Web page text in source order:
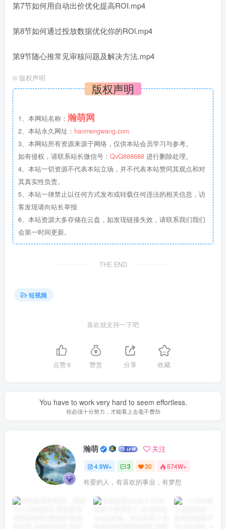
第7节如何用自动出价优化提高ROI.mp4
第8节如何通过投放数据优化你的ROl.mp4
第9节随心推常见审核问题及解决方法.mp4
© 版权声明
版权声明
1、本网站名称： 瀚萌网
2、本站永久网址： hanmengwang.com
3、本网站所有资源来源于网络，仅供本站会员学习与参考。
如有侵权，请联系站长微信号： QvQ888688 进行删除处理。
4、本站一切资源不代表本站立场，并不代表本站赞同其观点和对
其真实性负责。
5、本站一律禁止以任何方式发布或转载任何违法的相关信息，访
客发现请向站长举报
6、本站资源大多存储在云盘，如发现链接失效，请联系我们我们
会第一时间更新。
THE END
短视频
喜欢就支持一下吧
点赞9 赞赏 分享 收藏
You have to work very hard to seem effortless.
你必须十分努力，才能看上去毫不费劲
瀚萌 关注
4.9W+ 3 30 574W+
有爱的人，有喜欢的事业，有梦想